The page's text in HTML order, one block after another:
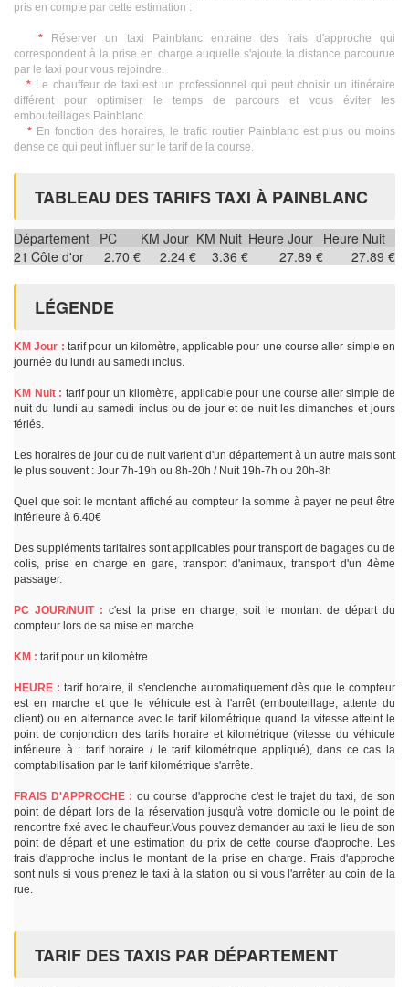
pris en compte par cette estimation :
* Réserver un taxi Painblanc entraine des frais d'approche qui
correspondent à la prise en charge auquelle s'ajoute la distance parcourue
par le taxi pour vous rejoindre.
* Le chauffeur de taxi est un professionnel qui peut choisir un itinéraire
différent pour optimiser le temps de parcours et vous éviter les
embouteillages Painblanc.
* En fonction des horaires, le trafic routier Painblanc est plus ou moins
dense ce qui peut influer sur le tarif de la course.
TABLEAU DES TARIFS TAXI À PAINBLANC
Département PC KM Jour KM Nuit Heure Jour Heure Nuit
21 Côte d'or 2.70 € 2.24 € 3.36 € 27.89 € 27.89 €
LÉGENDE
KM Jour : tarif pour un kilomètre, applicable pour une course aller simple en
journée du lundi au samedi inclus.
KM Nuit : tarif pour un kilomètre, applicable pour une course aller simple de
nuit du lundi au samedi inclus ou de jour et de nuit les dimanches et jours
fériés.
Les horaires de jour ou de nuit varient d'un département à un autre mais sont
le plus souvent : Jour 7h-19h ou 8h-20h / Nuit 19h-7h ou 20h-8h
Quel que soit le montant affiché au compteur la somme à payer ne peut être
inférieure à 6.40€
Des suppléments tarifaires sont applicables pour transport de bagages ou de
colis, prise en charge en gare, transport d'animaux, transport d'un 4ème
passager.
PC JOUR/NUIT : c'est la prise en charge, soit le montant de départ du
compteur lors de sa mise en marche.
KM : tarif pour un kilomètre
HEURE : tarif horaire, il s'enclenche automatiquement dès que le compteur
est en marche et que le véhicule est à l'arrêt (embouteillage, attente du
client) ou en alternance avec le tarif kilométrique quand la vitesse atteint le
point de conjonction des tarifs horaire et kilométrique (vitesse du véhicule
inférieure à : tarif horaire / le tarif kilométrique appliqué), dans ce cas la
comptabilisation par le tarif kilométrique s'arrête.
FRAIS D'APPROCHE : ou course d'approche c'est le trajet du taxi, de son
point de départ lors de la réservation jusqu'à votre domicile ou le point de
rencontre fixé avec le chauffeur.Vous pouvez demander au taxi le lieu de son
point de départ et une estimation du prix de cette course d'approche. Les
frais d'approche inclus le montant de la prise en charge. Frais d'approche
sont nuls si vous prenez le taxi à la station ou si vous l'arrêter au coin de la
rue.
TARIF DES TAXIS PAR DÉPARTEMENT